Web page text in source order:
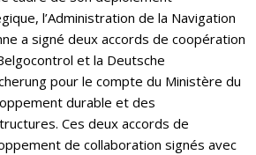
l’Administration de la Navigation
a signé deux accords de coopération
et la Deutsche
pour le compte du Ministère du
durable et des
Ces deux accords de
de collaboration signés avec